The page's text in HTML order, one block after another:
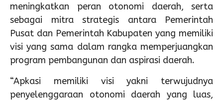
meningkatkan peran otonomi daerah, serta
sebagai mitra strategis antara Pemerintah
Pusat dan Pemerintah Kabupaten yang memiliki
visi yang sama dalam rangka memperjuangkan
program pembangunan dan aspirasi daerah.
“Apkasi memiliki visi yakni terwujudnya
penyelenggaraan otonomi daerah yang luas,